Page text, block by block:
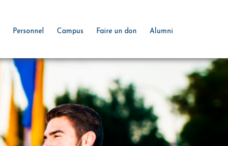
Personnel Campus Faire un don Alumni